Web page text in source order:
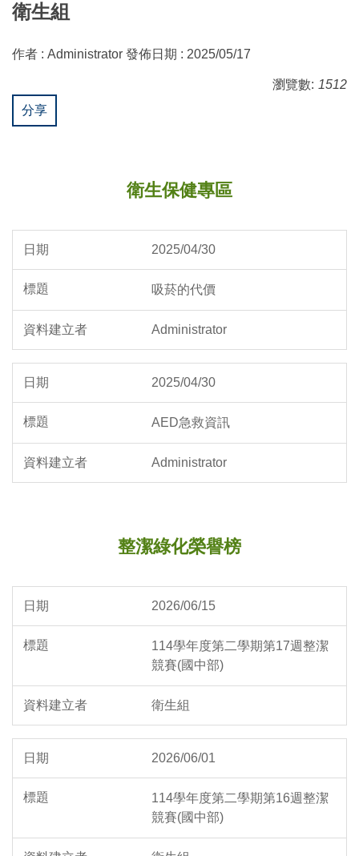
衛生組
作者 : Administrator 發佈日期 : 2025/05/17
瀏覽數: 1512
分享
衛生保健專區
2025/04/30
吸菸的代價
Administrator
2025/04/30
AED急救資訊
Administrator
整潔綠化榮譽榜
2026/06/15
114學年度第二學期第17週整潔
競賽(國中部)
衛生組
2026/06/01
114學年度第二學期第16週整潔
競賽(國中部)